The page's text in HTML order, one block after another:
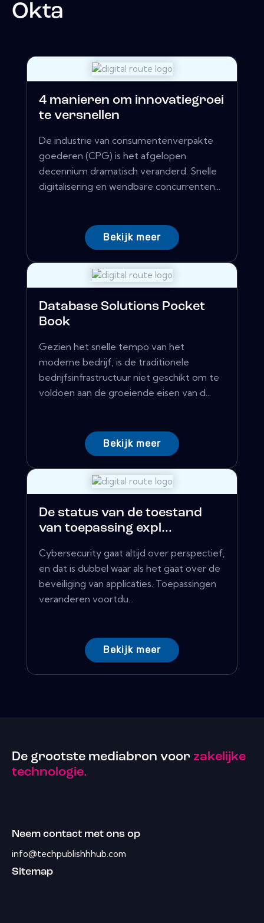
Okta
4 manieren om innovatiegroei
te versnellen
De industrie van consumentenverpakte
goederen (CPG) is het afgelopen
decennium dramatisch veranderd. Snelle
digitalisering en wendbare concurrenten...
Bekijk meer
Database Solutions Pocket
Book
Gezien het snelle tempo van het
moderne bedrijf, is de traditionele
bedrijfsinfrastructuur niet geschikt om te
voldoen aan de groeiende eisen van d...
Bekijk meer
De status van de toestand
van toepassing expl...
Cybersecurity gaat altijd over perspectief,
en dat is dubbel waar als het gaat over de
beveiliging van applicaties. Toepassingen
veranderen voortdu...
Bekijk meer
De grootste mediabron voor zakelijke
technologie.
Neem contact met ons op
info@techpublishhhub.com
Sitemap